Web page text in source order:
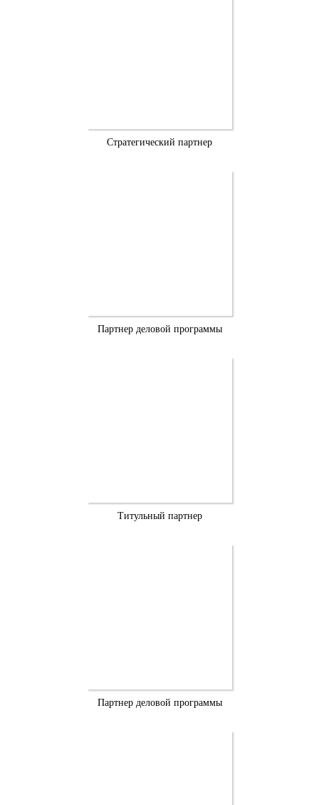
Стратегический партнер
Партнер деловой программы
Титульный партнер
Партнер деловой программы